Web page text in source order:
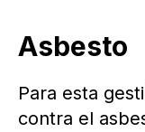
Asbesto
Para esta
contra el